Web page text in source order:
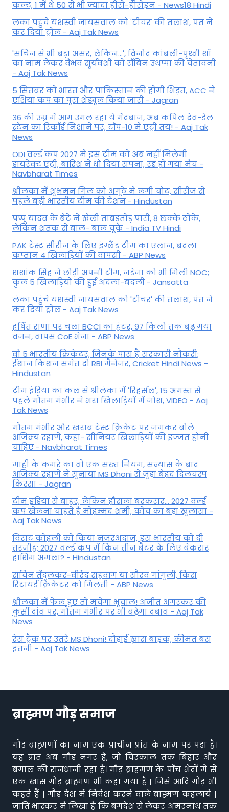
कल्ट, 1 में थे 50 से भी ज्यादा हीरो-हीरोइन - News18 Hindi
लंका पहुंचे यशस्वी जायसवाल को 'टीचर' की तलाश, पंत ने
कर द‍िया ट्रोल - Aaj Tak News
'सचिन से भी बड़ा असर, लेकिन...', व‍िनोद कांबली-पृथ्वी शॉ
का नाम लेकर वैभव सूर्यवंशी को रॉबिन उथप्पा की चेतावनी
- Aaj Tak News
5 सितंबर को भारत और पाकिस्‍तान की होगी भिड़ंत, ACC ने
एशिया कप का पूरा शेड्यूल किया जारी - Jagran
36 की उम्र में आग उगल रहा ये गेंदबाज, अब कपिल देव-डेल
स्टेन का रिकॉर्ड निशाने पर, टॉप-10 में एंट्री तय! - Aaj Tak
News
ODI वर्ल्ड कप 2027 में इस टीम को अब नहीं मिलेगी
डायरेक्ट एंट्री, बारिश ने धो दिया सपना, रद्द हो गया मैच -
Navbharat Times
श्रीलंका में शुभमन गिल को अंगूठे में लगी चोट, सीरीज से
पहले बढ़ी भारतीय टीम की टेंशन - Hindustan
पप्पू यादव के बेटे ने खेली ताबड़तोड़ पारी, 8 छक्के ठोके,
लेकिन शतक से बाल- बाल चूके - India TV Hindi
PAK टेस्ट सीरीज के लिए इंग्लैंड टीम का एलान, बदला
कप्तान 4 खिलाड़ियों की वापसी - ABP News
शशांक सिंह ने छोड़ी अपनी टीम, जडेजा को भी मिली NOC;
कुल 5 खिलाड़ियों की हुई अदला-बदली - Jansatta
लंका पहुंचे यशस्वी जायसवाल को 'टीचर' की तलाश, पंत ने
कर द‍िया ट्रोल - Aaj Tak News
हर्षित राणा पर चला BCCI का हंटर, 97 किलो तक बढ़ गया
वजन, वापस CoE भेजा - ABP News
वो 5 भारतीय क्रिकेटर, जिनके पास है सरकारी नौकरी;
ईशान किशन समेत दो RBI मैनेजर, Cricket Hindi News -
Hindustan
टीम इंडिया का कल से श्रीलंका में 'रिहर्सल', 15 अगस्त से
पहले गौतम गंभीर ने भरा ख‍िलाड़‍ियों में जोश, VIDEO - Aaj
Tak News
गौतम गंभीर और खराब टेस्ट क्रिकेट पर जमकर बोले
अजिंक्य रहाणे, कहा- सीनियर खिलाड़ियों की इज्जत होनी
चाहिए - Navbharat Times
माही के कमरे का वो एक सख्त नियम, संन्यास के बाद
अजिंक्‍य रहाणे ने सुनाया MS Dhoni से जुड़ा बेहद दिलचस्प
किस्सा - Jagran
टीम इंडिया से बाहर, लेकिन हौसला बरकरार... 2027 वर्ल्ड
कप खेलना चाहते हैं मोहम्मद शमी, कोच का बड़ा खुलासा -
Aaj Tak News
विराट कोहली को किया नजरअंदाज, इस भारतीय को दी
तरजीह; 2027 वर्ल्ड कप में किन तीन बैटर के लिए बेकरार
हाशिम अमला? - Hindustan
सचिन तेंदुलकर-वीरेंद्र सहवाग या सौरव गांगुली, किस
रिटायर्ड क्रिकेटर को मिलती - ABP News
श्रीलंका में फेल हुए तो मचेगा भूचाल! अजीत अगरकर की
कुर्सी दांव पर, गौतम गंभीर पर भी बढ़ेगा दबाव - Aaj Tak
News
रेस ट्रैक पर उतरे MS Dhoni! दौड़ाई ख़ास बाइक, कीमत बस
इतनी - Aaj Tak News
ब्राह्मण गौड़ समाज
गौड़ ब्राह्मणों का नाम एक प्राचीन प्रांत के नाम पर पड़ा है।
यह प्रांत अब गौड़ नगर है, जो चिरकाल तक बिहार और
बंगाल की राजधानी रहा है। गौड़ ब्राहमण के पाँच भेदों में से
एक खास गौड़ ब्राह्मण भी कहा गया है | जिसे आदि गौड़ भी
कहते हैं | गौड़ देश में निवेश करने वाले ब्राह्मण कहलाये |
जाति भास्कर मैं लिखा है कि बंगदेश से लेकर अमरनाथ तक